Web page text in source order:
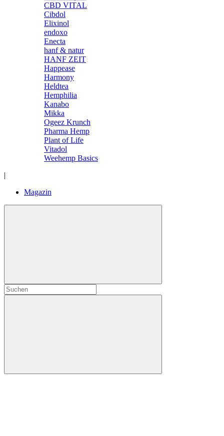
CBD VITAL
Cibdol
Elixinol
endoxo
Enecta
hanf & natur
HANF ZEIT
Happease
Harmony
Heldtea
Hemphilia
Kanabo
Mikka
Ogeez Krunch
Pharma Hemp
Plant of Life
Vitadol
Weehemp Basics
|
Magazin